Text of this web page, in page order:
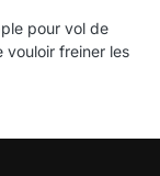
pour vol de
vouloir freiner les